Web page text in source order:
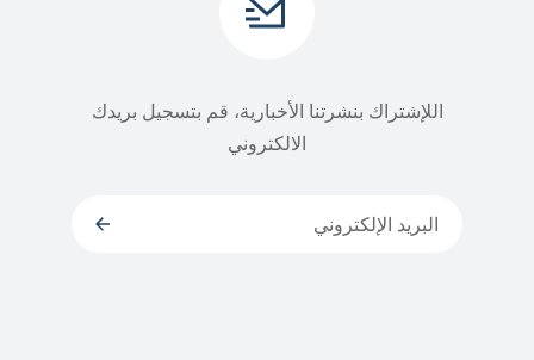
اللإشتراك بنشرتنا الأخبارية، قم بتسجيل بريدك
الالكتروني